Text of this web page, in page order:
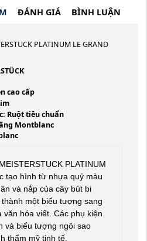
ĐÁNH GIÁ BÌNH LUẬN
PLATINUM LE GRAND
cao cấp
Ruột tiêu chuẩn
Montblanc
PLATINUM
tạo hình từ nhựa quý màu
và nắp của cây bút bi
một biểu tượng sang
hóa viết. Các phụ kiện
và biểu tượng ngôi sao
thẩm mỹ tinh tế.